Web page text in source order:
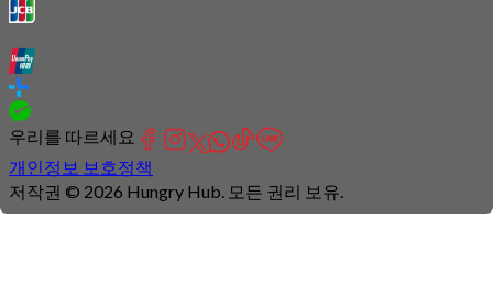
우리를 따르세요
개인정보 보호정책
저작권 © 2026 Hungry Hub. 모든 권리 보유.
Connection